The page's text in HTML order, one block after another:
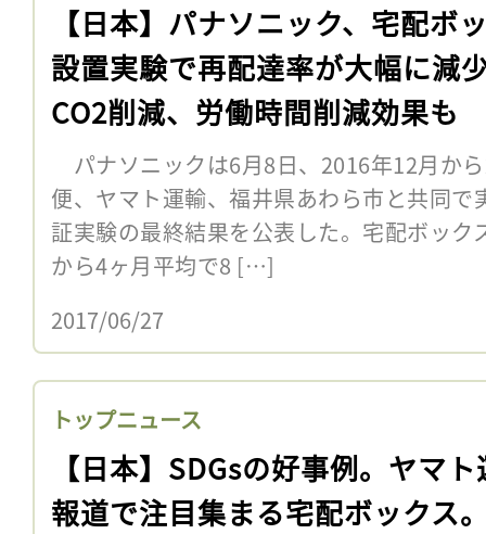
【日本】パナソニック、宅配ボ
設置実験で再配達率が大幅に減
CO2削減、労働時間削減効果も
パナソニックは6月8日、2016年12月か
便、ヤマト運輸、福井県あわら市と共同で
証実験の最終結果を公表した。宅配ボッ
から4ヶ月平均で8 […]
2017/06/27
トップニュース
【日本】SDGsの好事例。ヤマ
報道で注目集まる宅配ボックス